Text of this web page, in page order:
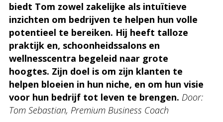
biedt Tom zowel zakelijke als intuïtieve
inzichten om bedrijven te helpen hun volle
potentieel te bereiken. Hij heeft talloze
praktijk en, schoonheidssalons en
wellnesscentra begeleid naar grote
hoogtes. Zijn doel is om zijn klanten te
helpen bloeien in hun niche, en om hun visie
voor hun bedrijf tot leven te brengen. Door:
Tom Sebastian, Premium Business Coach